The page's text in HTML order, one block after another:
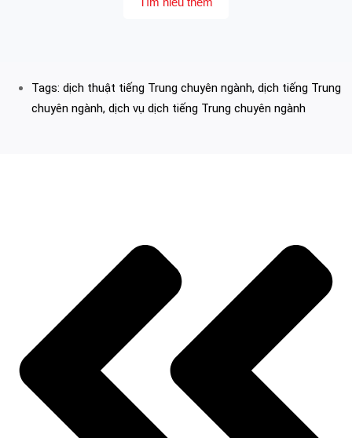
Tags: dịch thuật tiếng Trung chuyên ngành, dịch tiếng Trung
chuyên ngành, dịch vụ dịch tiếng Trung chuyên ngành